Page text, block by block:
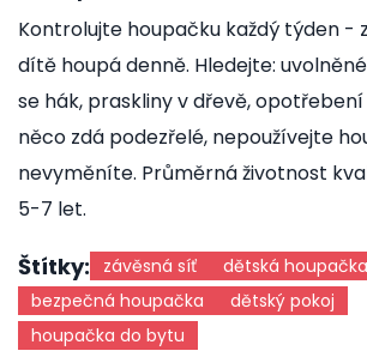
Kontrolujte houpačku každý týden -
dítě houpá denně. Hledejte:
se hák, praskliny v dřevě,
něco zdá podezřelé, nepoužívejte
nevyměníte. Průměrná životnost
5-7 let.
Štítky: závěsná síť
dětská houpačka
bezpečná houpačka
dětský pokoj
houpačka do bytu